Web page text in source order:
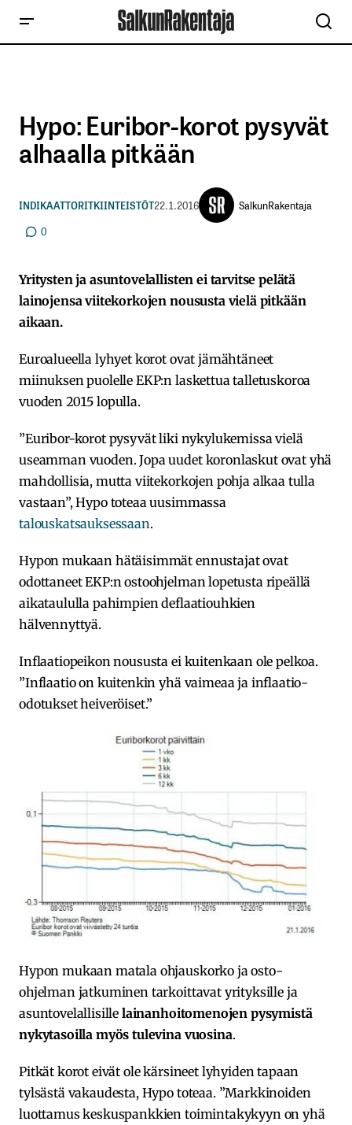
Hypo: Euribor-korot pysyvät
alhaalla pitkään
INDIKAATTORITKIINTEISTÖT22.1.2016
SalkunRakentaja
0
Yritysten ja asuntovelallisten ei tarvitse pelätä
lainojensa viitekorkojen noususta vielä pitkään
aikaan.
Euroalueella lyhyet korot ovat jämähtäneet
miinuksen puolelle EKP:n laskettua talletuskoroa
vuoden 2015 lopulla.
”Euribor-korot pysyvät liki nykylukemissa vielä
useamman vuoden. Jopa uudet koronlaskut ovat yhä
mahdollisia, mutta viitekorkojen pohja alkaa tulla
vastaan”, Hypo toteaa uusimmassa
talouskatsauksessaan.
Hypon mukaan hätäisimmät ennustajat ovat
odottaneet EKP:n ostoohjelman lopetusta ripeällä
aikataululla pahimpien deflaatiouhkien
hälvennyttyä.
Inflaatiopeikon noususta ei kuitenkaan ole pelkoa.
”Inflaatio on kuitenkin yhä vaimeaa ja inflaatio-
odotukset heiveröiset.”
Hypon mukaan matala ohjauskorko ja osto-
ohjelman jatkuminen tarkoittavat yrityksille ja
asuntovelallisille lainanhoitomenojen pysymistä
nykytasoilla myös tulevina vuosina.
Pitkät korot eivät ole kärsineet lyhyiden tapaan
tylsästä vakaudesta, Hypo toteaa. ”Markkinoiden
luottamus keskuspankkien toimintakykyyn on yhä